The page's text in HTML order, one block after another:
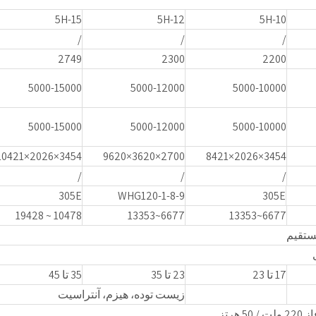
5H-10
5H-12
5H-15
/
/
/
2200
2300
2749
5000-10000
5000-12000
5000-15000
5000-10000
5000-12000
5000-15000
3454×2026×8421
2700×3620×9620
3454×2026×10421
/
/
/
305E
WHG120-1-8-9
305E
6677~13353
6677~13353
10478 ~ 19428
17 تا 23 23 تا 35
35 تا 45
زیست توده، هیزم، آنتراسیت